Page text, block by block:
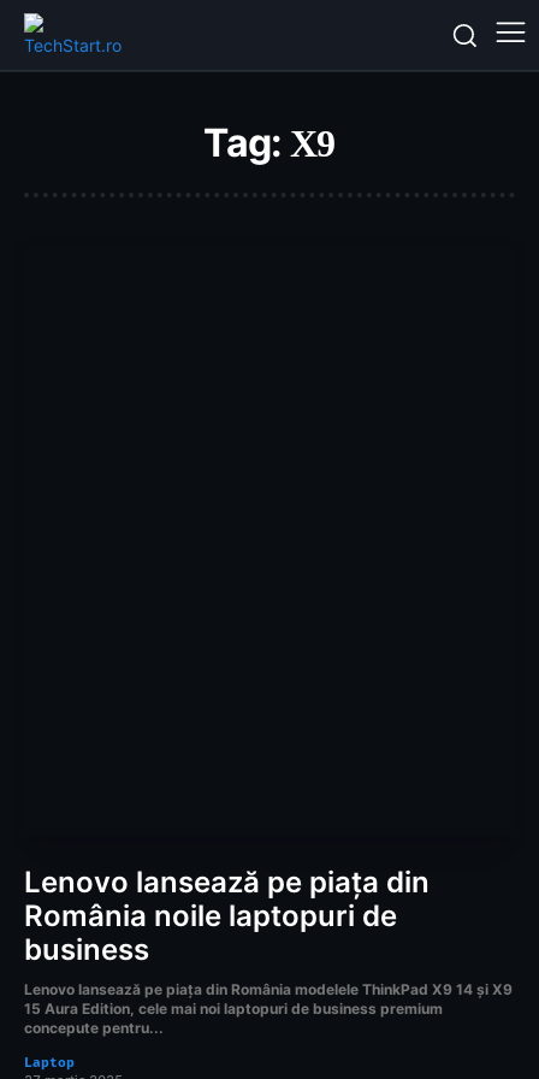
Tag:X9
Lenovo lansează pe piața din
România noile laptopuri de
business
Lenovo lansează pe piața din România modelele ThinkPad X9 14 și X9
15 Aura Edition, cele mai noi laptopuri de business premium
concepute pentru...
Laptop